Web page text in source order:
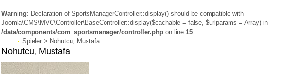
Warning: Declaration of SportsManagerController::display() should be compatible with
Joomla\CMS\MVC\Controller\BaseController::display($cachable = false, $urlparams = Array) in
/data/components/com_sportsmanager/controller.php on line 15
Spieler > Nohutcu, Mustafa
Nohutcu, Mustafa